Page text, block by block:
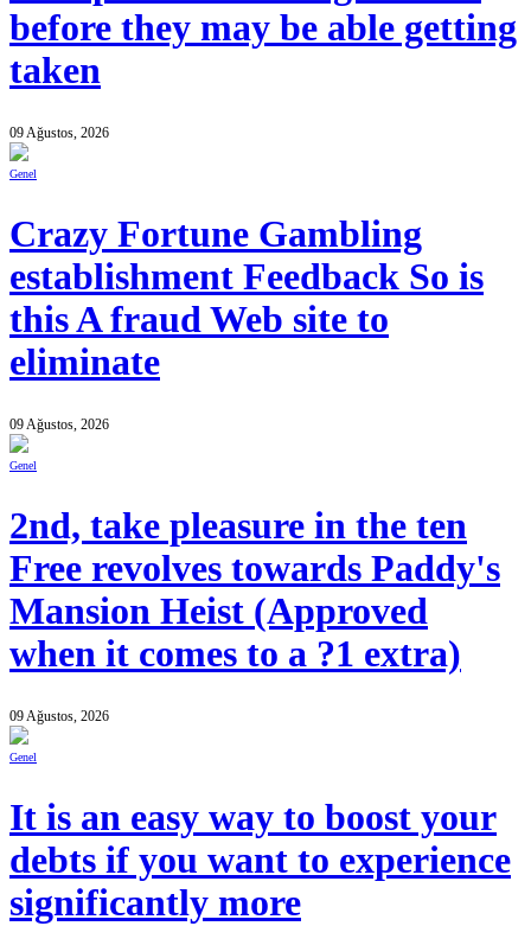
before they may be able getting
taken
09 Ağustos, 2026
Genel
Crazy Fortune Gambling
establishment Feedback So is
this A fraud Web site to
eliminate
09 Ağustos, 2026
Genel
2nd, take pleasure in the ten
Free revolves towards Paddy's
Mansion Heist (Approved
when it comes to a ?1 extra)
09 Ağustos, 2026
Genel
It is an easy way to boost your
debts if you want to experience
significantly more